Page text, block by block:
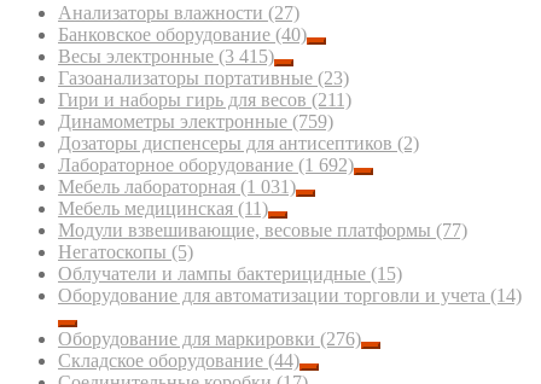
Анализаторы влажности (27)
Банковское оборудование (40)
Весы электронные (3 415)
Газоанализаторы портативные (23)
Гири и наборы гирь для весов (211)
Динамометры электронные (759)
Дозаторы диспенсеры для антисептиков (2)
Лабораторное оборудование (1 692)
Мебель лабораторная (1 031)
Мебель медицинская (11)
Модули взвешивающие, весовые платформы (77)
Негатоскопы (5)
Облучатели и лампы бактерицидные (15)
Оборудование для автоматизации торговли и учета (14)
Оборудование для маркировки (276)
Складское оборудование (44)